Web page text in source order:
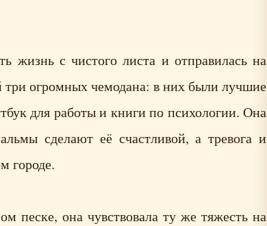
жизнь с чистого листа и отправилась на
три огромных чемодана: в них были лучшие
для работы и книги по психологии. Она
сделают её счастливой, а тревога и
городе.
песке, она чувствовала ту же тяжесть на